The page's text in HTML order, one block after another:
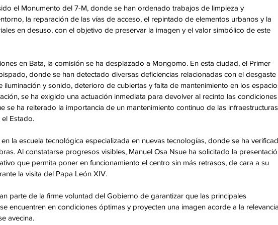
el Monumento del 7-M, donde se han ordenado trabajos de limpieza y
la reparación de las vías de acceso, el repintado de elementos urbanos y la
en desuso, con el objetivo de preservar la imagen y el valor simbólico de este
en Bata, la comisión se ha desplazado a Mongomo. En esta ciudad, el Primer
donde se han detectado diversas deficiencias relacionadas con el desgaste
iluminación y sonido, deterioro de cubiertas y falta de mantenimiento en los
se ha exigido una actuación inmediata para devolver al recinto las condiciones
se ha reiterado la importancia de un mantenimiento continuo de las infraestructuras
Estado.
la escuela tecnológica especializada en nuevas tecnologías, donde se ha
Al constatarse progresos visibles, Manuel Osa Nsue ha solicitado la
que permita poner en funcionamiento el centro sin más retrasos, de cara a su
la visita del Papa León XIV.
parte de la firme voluntad del Gobierno de garantizar que las principales
encuentren en condiciones óptimas y proyecten una imagen acorde a la relevancia
avecina.